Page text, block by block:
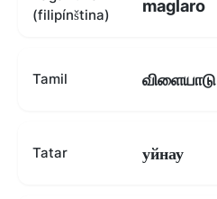
(filipínština)
maglaro
Tamil விளையாடு
Tatar уйнау